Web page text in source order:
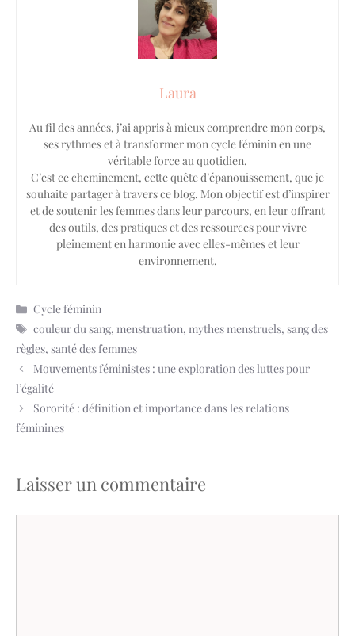
Laura
Au fil des années, j’ai appris à mieux comprendre mon corps,
ses rythmes et à transformer mon cycle féminin en une
véritable force au quotidien.
C’est ce cheminement, cette quête d’épanouissement, que je
souhaite partager à travers ce blog. Mon objectif est d’inspirer
et de soutenir les femmes dans leur parcours, en leur offrant
des outils, des pratiques et des ressources pour vivre
pleinement en harmonie avec elles-mêmes et leur
environnement.
Catégories
Cycle féminin
Étiquettes
couleur du sang,menstruation,mythes menstruels,sang des
règles, santé des femmes
Mouvements féministes : une exploration des luttes pour
l’égalité
Sororité : définition et importance dans les relations
féminines
Laisser un commentaire